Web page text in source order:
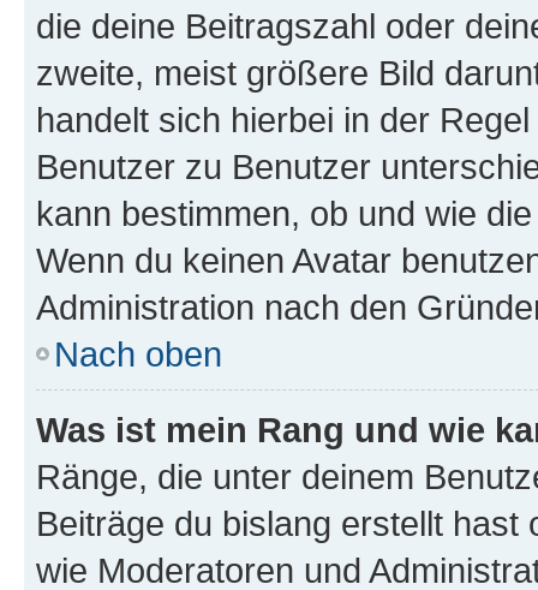
die deine Beitragszahl oder
zweite, meist größere Bild
handelt sich hierbei in der
Benutzer zu Benutzer
kann bestimmen, ob und wie
Wenn du keinen Avatar
Administration nach den
Nach oben
Was ist mein Rang und wie
Ränge, die unter deinem
Beiträge du bislang erstellt
wie Moderatoren und